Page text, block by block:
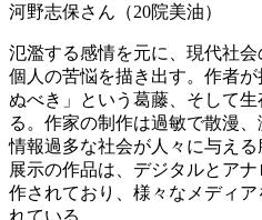
河野志保さん（20院美油）
氾濫する感情を元に、現代社
個人の苦悩を描き出す。作者
ぬべき」という葛藤、そして
る。作家の制作は過敏で散漫
情報過多な社会が人々に与え
展示の作品は、デジタルとア
作されており、様々なメディ
れている。